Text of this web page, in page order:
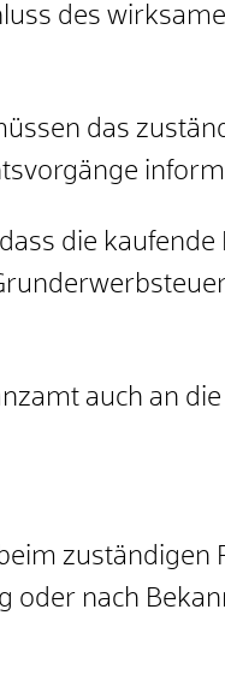
des
das
die kaufende
auch an
zuständigen
oder nach